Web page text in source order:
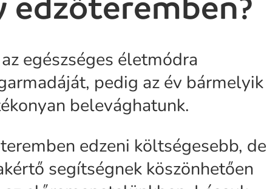
edzőteremben?
egészséges életmódra
pedig az év bármelyik
belevághatunk.
edzeni költségesebb, de
segítségnek köszönhetően